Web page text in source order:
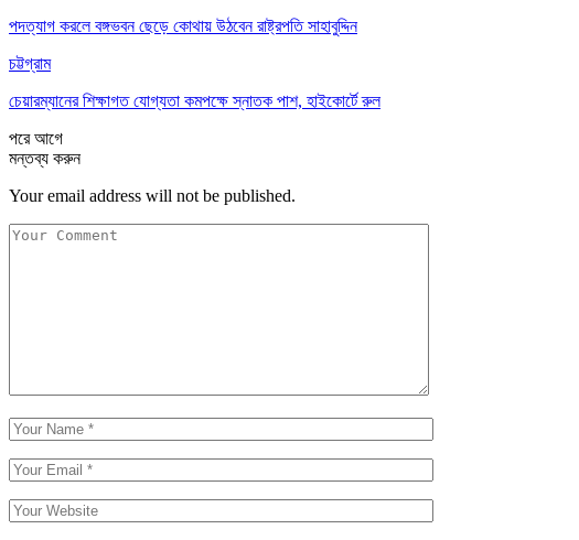
পদত্যাগ করলে বঙ্গভবন ছেড়ে কোথায় উঠবেন রাষ্ট্রপতি সাহাবুদ্দিন
চট্টগ্রাম
চেয়ারম্যানের শিক্ষাগত যোগ্যতা কমপক্ষে স্নাতক পাশ, হাইকোর্টে রুল
পরেআগে
মন্তব্য করুন
Your email address will not be published.